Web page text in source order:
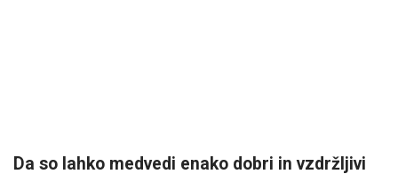
Da so lahko medvedi enako dobri in vzdržljivi